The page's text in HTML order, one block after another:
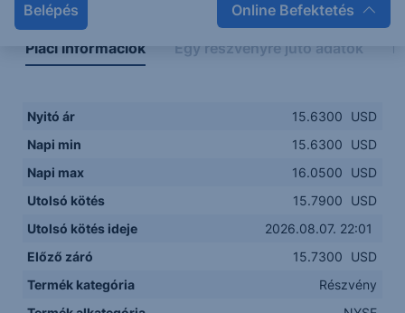
Belépés Online Befektetés
Piaci információk Egy részvényre jutó adatok
Nyitó ár 15.6300
USD
Napi min
15.6300
USD
Napi max
16.0500
USD
Utolsó kötés
15.7900
USD
Utolsó kötés ideje
2026.08.07. 22:01
Előző záró
15.7300
USD
Termék kategória
Részvény